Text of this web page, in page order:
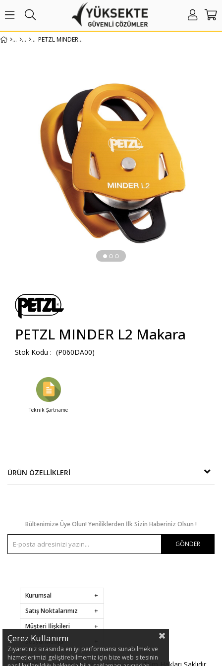
PETZL MINDER L2 MAKARA
PETZL MINDER L2 Makara
(P060DA00)
Teknik Şartname
ÜRÜN ÖZELLIKLERI
Bültenimize Üye Olun! Yeniliklerden İlk Sizin Haberiniz Olsun !
GÖNDER
Kurumsal
Satış Noktalarımız
Müşteri İlişkileri
Sosyal Medya
Çerez Kullanımı
Ziyaretiniz sırasında en iyi performansı sunabilmek ve
hizmetlerimizi geliştirebilmemiz için bize web sitesinin